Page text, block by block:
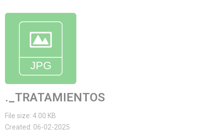
._TRATAMIENTOS
File size: 4.00 KB
Created: 06-02-2025